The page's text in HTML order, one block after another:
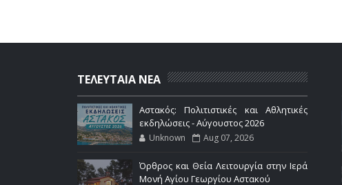
ΤΕΛΕΥΤΑΙΑ ΝΕΑ
Αστακός: Πολιτιστικές και Αθλητικές
εκδηλώσεις - Αύγουστος 2026
Unknown Aug 07, 2026
Όρθρος και Θεία Λειτουργία στην Ιερά
Μονή Αγίου Γεωργίου Αστακού